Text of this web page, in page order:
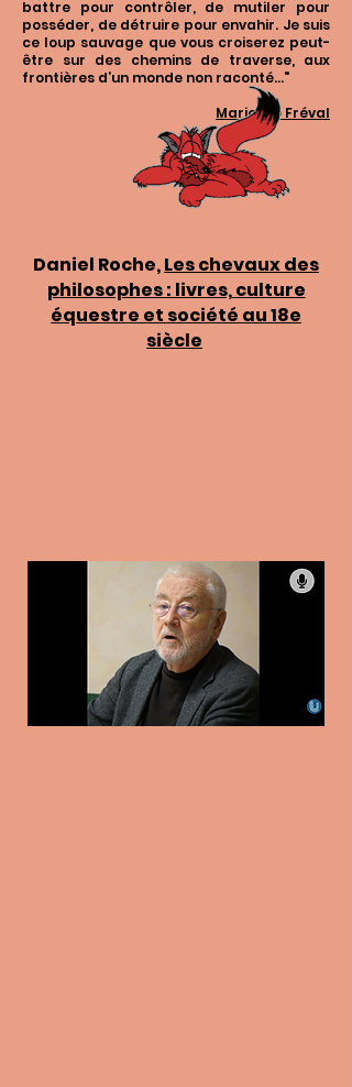
battre pour contrôler, de mutiler pour
posséder, de détruire pour envahir. Je suis
ce loup sauvage que vous croiserez peut-
être sur des chemins de traverse, aux
frontières d’un monde non raconté..."
Marie-Do Fréval
Daniel Roche,Les chevaux des
philosophes : livres, culture
équestre et société au 18e
siècle